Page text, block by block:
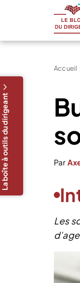
Accueil
Par
Les
La boîte à outils du dirigeant